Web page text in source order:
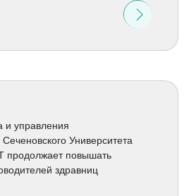
и управления
Университета
продолжает повышать
здравниц